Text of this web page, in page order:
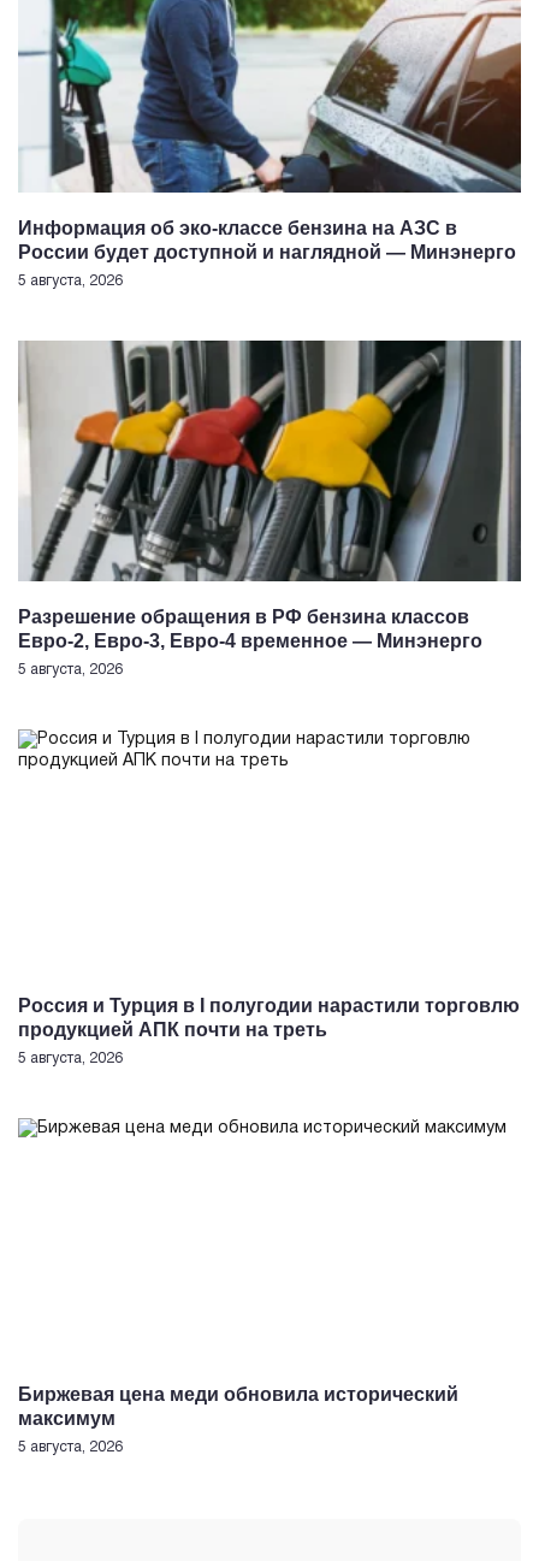
Информация об эко-классе бензина на АЗС в
России будет доступной и наглядной — Минэнерго
5 августа, 2026
Разрешение обращения в РФ бензина классов
Евро-2, Евро-3, Евро-4 временное — Минэнерго
5 августа, 2026
Россия и Турция в I полугодии нарастили торговлю
продукцией АПК почти на треть
5 августа, 2026
Биржевая цена меди обновила исторический
максимум
5 августа, 2026